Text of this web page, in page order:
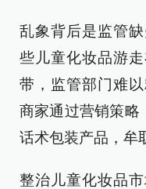
乱象背后是监管
些儿童化妆品游
带，监管部门难
商家通过营销策略
话术包装产品，牟
整治儿童化妆品